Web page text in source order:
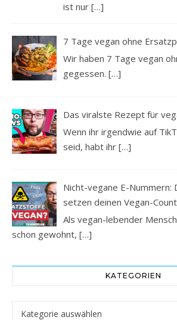
ist nur[…]
7 Tage vegan ohne
Wir haben 7 Tage vegan
gegessen.[…]
Das viralste Rezept für
Wenn ihr irgendwie auf
seid, habt ihr[…]
Nicht-vegane E-Nummern:
setzen deinen Vegan-
Als vegan-lebender
schon gewohnt, […]
KATEGORIEN